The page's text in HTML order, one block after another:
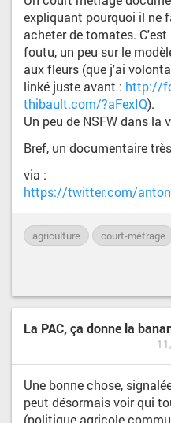
expliquant pourquoi il ne
acheter de tomates. C'est
foutu, un peu sur le
aux fleurs (que j'ai
linké juste avant : http://
thibault.com/?aFexIQ).
Un peu de NSFW dans la
Bref, un documentaire
via :
https://twitter.com/
agriculture court-métrage
La PAC, ça donne la
Une bonne chose,
peut désormais voir qui
(politique agricole